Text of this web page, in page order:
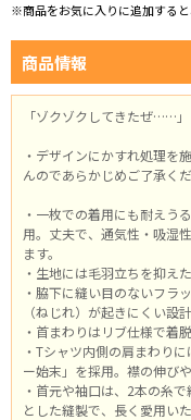
※商品をお気に入りに追加すると
商品情報
「ゾクゾクしてきたぜ……」
・デザインにかすれ処理を
んのであらかじめご了承くだ
・一枚での着用にも耐えう
用。丈夫で、通気性・吸湿
ます。
・生地には毛羽立ちを抑え
・脇下に縫い目のないフラ
（ねじれ）が起きにくい設計
・首まわりはリブ仕様で着
・Tシャツ内側の肩まわり
ー始末」を採用。襟の伸び
・首元や袖口は、2本の糸
とした縫製で、長く愛用いた